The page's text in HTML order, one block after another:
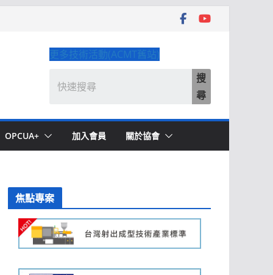
更多技術活動(ACMT舊站)
搜
尋
OPCUA+ 加入會員 關於協會
焦點專案